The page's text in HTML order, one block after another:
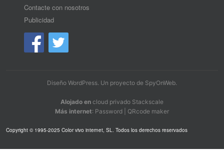
Contacte con nosotros
Publicidad
Diseño WordPress. Un proyecto de SpyOnWeb.
Alojado en cloud privado Stackscale
Más internet: Password QRcode maker
Copyright © 1995-2025 Color vivo internet, SL. Todos los derechos reservados